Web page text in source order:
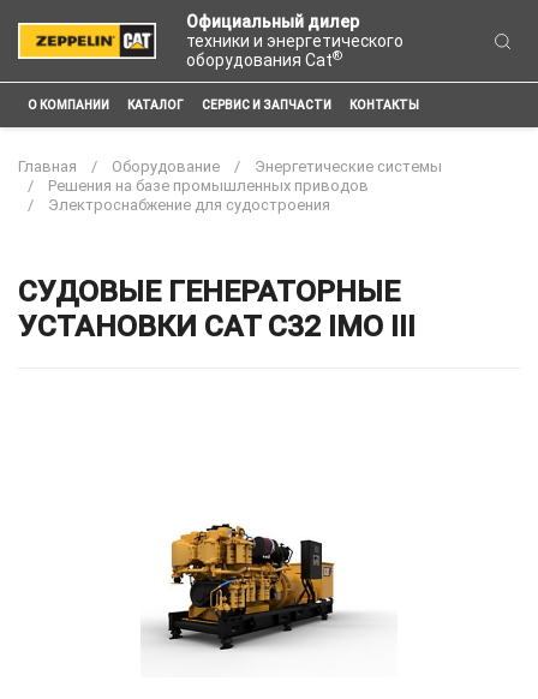
Официальный дилер
техники и энергетического
оборудования Cat®
О КОМПАНИИ КАТАЛОГ СЕРВИС И ЗАПЧАСТИ КОНТАКТЫ
Главная Оборудование
Энергетические системы
Решения на базе промышленных приводов
Электроснабжение для судостроения
СУДОВЫЕ ГЕНЕРАТОРНЫЕ
УСТАНОВКИ CAT C32 IMO III